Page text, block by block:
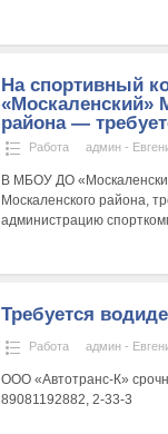
На спортивный
«Москаленский»
района —
Работа админ -
В МБОУ ДО
Москаленского района,
администрацию
Требуется
Работа админ -
ООО «Автотранс-К»
89081192882, 2-33-3